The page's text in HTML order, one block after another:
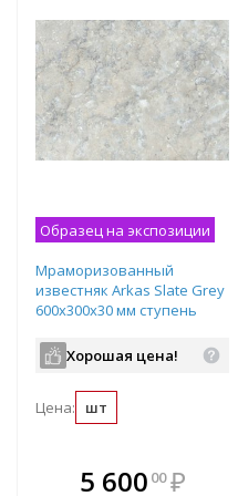
Образец на экспозиции
Мраморизованный
известняк Arkas Slate Grey
600х300х30 мм ступень
Хорошая цена!
Цена: шт
5 600 00 ₽
В комплекте